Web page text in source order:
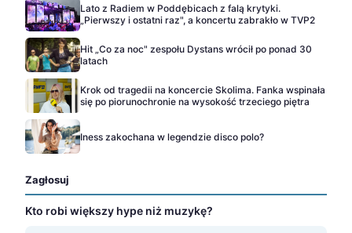
Lato z Radiem w Poddębicach z falą krytyki.
„Pierwszy i ostatni raz", a koncertu zabrakło w TVP2
Hit „Co za noc" zespołu Dystans wrócił po ponad 30
latach
Krok od tragedii na koncercie Skolima. Fanka wspinała
się po piorunochronie na wysokość trzeciego piętra
Iness zakochana w legendzie disco polo?
Zagłosuj
Kto robi większy hype niż muzykę?